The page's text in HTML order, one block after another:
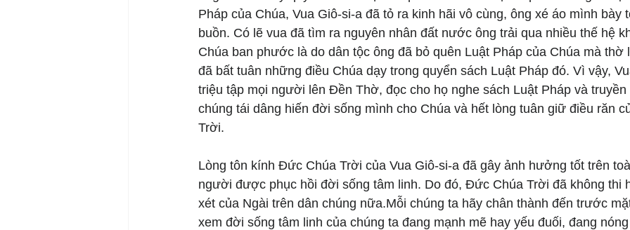
Pháp của Chúa, Vua Giô-si-a đã tỏ ra kinh hãi vô cùng, ông xé áo mình bày
buồn. Có lẽ vua đã tìm ra nguyên nhân đất nước ông trải qua nhiều thế hệ
Chúa ban phước là do dân tộc ông đã bỏ quên Luật Pháp của Chúa mà thờ
đã bất tuân những điều Chúa dạy trong quyển sách Luật Pháp đó. Vì vậy,
triệu tập mọi người lên Đền Thờ, đọc cho họ nghe sách Luật Pháp và truyền
chúng tái dâng hiến đời sống mình cho Chúa và hết lòng tuân giữ điều răn
Trời.
Lòng tôn kính Đức Chúa Trời của Vua Giô-si-a đã gây ảnh hưởng tốt trên
người được phục hồi đời sống tâm linh. Do đó, Đức Chúa Trời đã không thi
xét của Ngài trên dân chúng nữa.Mỗi chúng ta hãy chân thành đến trước
xem đời sống tâm linh của chúng ta đang mạnh mẽ hay yếu đuối, đang